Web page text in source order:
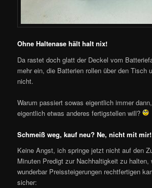
Ohne Haltenase hält halt nix!
Da rastet doch glatt der Deckel vom
mehr ein, die Batterien rollen über den Tisch
nicht.
Warum passiert sowas eigentlich immer
eigentlich etwas anderes fertigstellen will?
Schmeiß weg, kauf neu? Ne, nicht mit mir!
Keine Angst, ich springe jetzt nicht auf den
Minuten Predigt zur Nachhaltigkeit zu
wunderbar Preissteigerungen rechtfertigen
sicher: